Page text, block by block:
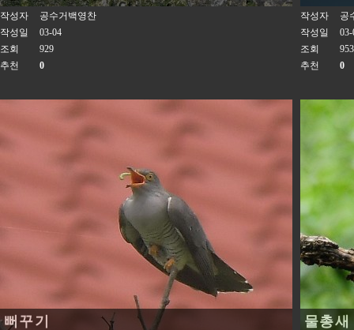
작성자
공수거백영찬
작성일
03-04
조회
929
추천
0
작성자
공
작성일
03-
조회
953
추천
0
뻐꾸기 물총새